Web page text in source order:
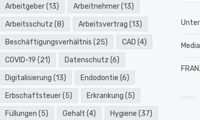
Arbeitgeber(13) Arbeitnehmer(13)
Arbeitsschutz (8) Arbeitsvertrag (13)
Beschäftigungsverhältnis (25) CAD (4)
COVID-19 (21) Datenschutz (6)
Digitalisierung (13) Endodontie (6)
Erbschaftsteuer(5) Erkrankung (5)
Füllungen (5) Gehalt (4) Hygiene (37)
intern